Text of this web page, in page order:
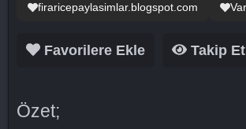
firaricepaylasimlar.blogspot.com
Favorilere Ekle Takip Et
Özet;